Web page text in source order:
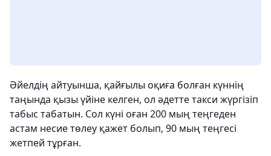
Әйелдің айтуынша, қайғылы оқиға болған күннің
таңында қызы үйіне келген, ол әдетте такси жүргізіп
табыс табатын. Сол күні оған 200 мың теңгеден
астам несие төлеу қажет болып, 90 мың теңгесі
жетпей тұрған.